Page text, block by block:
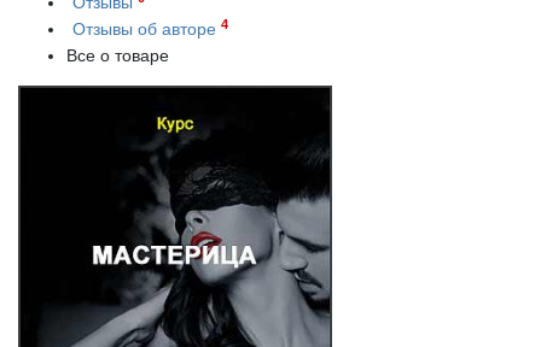
Отзывы об авторе 4
Все о товаре